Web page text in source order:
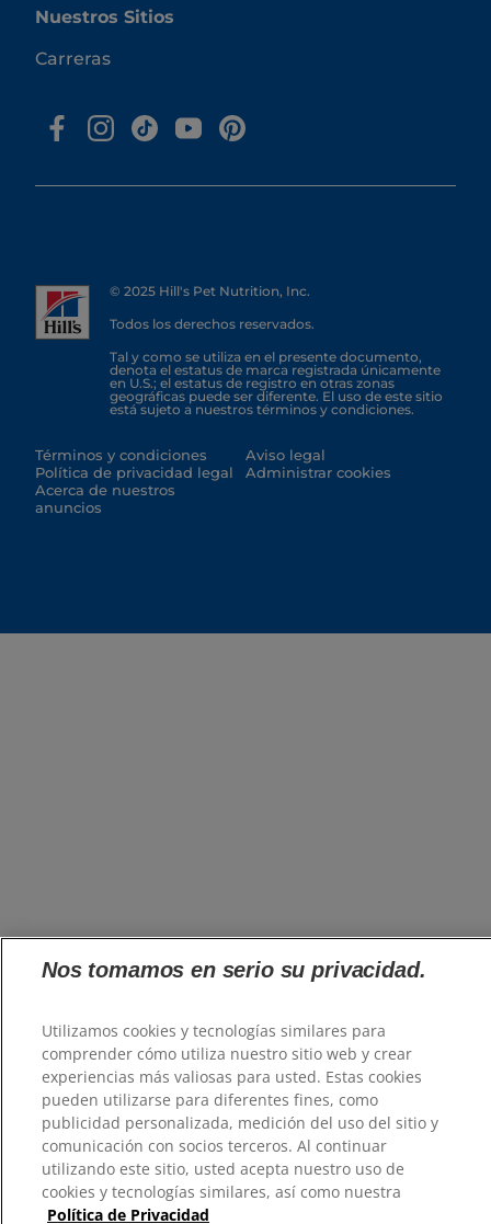
Nuestros Sitios
Carreras
© 2025 Hill's Pet Nutrition, Inc.
Todos los derechos reservados.
Tal y como se utiliza en el presente documento,
denota el estatus de marca registrada únicamente
en U.S.; el estatus de registro en otras zonas
geográficas puede ser diferente. El uso de este sitio
está sujeto a nuestros términos y condiciones.
Términos y condiciones
Política de privacidad legal
Acerca de nuestros
anuncios
Aviso legal
Administrar cookies
Nos tomamos en serio su privacidad.
Utilizamos cookies y tecnologías similares para
comprender cómo utiliza nuestro sitio web y crear
experiencias más valiosas para usted. Estas cookies
pueden utilizarse para diferentes fines, como
publicidad personalizada, medición del uso del sitio y
comunicación con socios terceros. Al continuar
utilizando este sitio, usted acepta nuestro uso de
cookies y tecnologías similares, así como nuestra
Política de Privacidad